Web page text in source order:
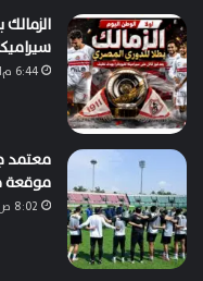
6:44 م21 مايو، 2026
معتمد
موقعة
8:02 ص19 مايو، 2026